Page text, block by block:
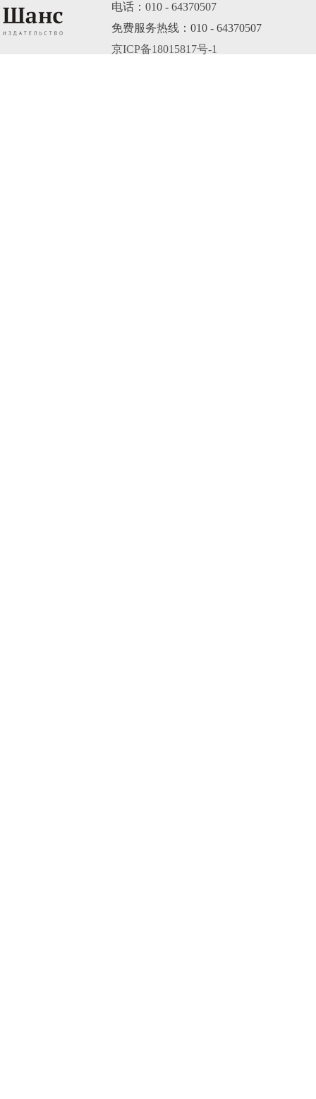
电话：010 - 64370507
免费服务热线：010 - 64370507
京ICP备18015817号-1